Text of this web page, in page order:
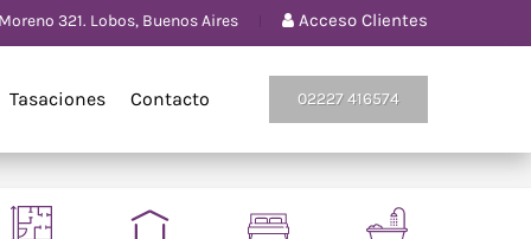
321. Lobos, Buenos Aires Acceso Clientes
02227 416574
Tasaciones Contacto